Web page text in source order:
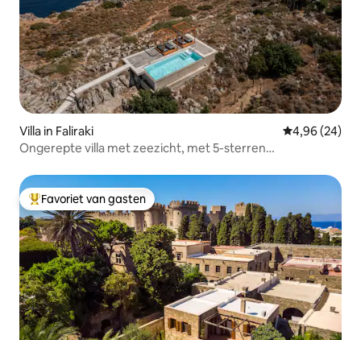
Villa in Faliraki Gemiddelde
4,96 (24)
Ongerepte villa met zeezicht, met 5-sterren
Topfavoriet van gasten
Favoriet van gasten